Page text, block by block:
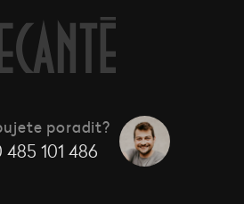
poradit?
485 101 486